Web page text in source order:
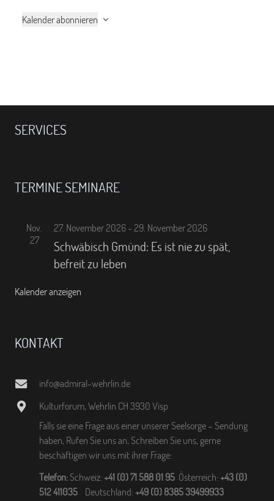
Kalender abonnieren
SERVICES
TERMINE SEMINARE
Nov.
27
27. November 2026 - 29. November 2026
Schwäbisch Gmünd: Es ist nie zu spät,
befreit zu leben
Kalender anzeigen
KONTAKT
info@admiral-wehrlin.de
Kulturforum, Wehrlin CH 3930 Visp
Falls sie eine Frage aus einer unserer Seelsorge – Sendung
haben, Rufen Sie uns an, Schreiben Sie uns, gerne
beschäftigen wir uns mit ihrer Frage:
Telefon:Schweiz: +41 (0) 71 588 01 95 Österreich: +43 (0)
512 411035 Deutschland: +49 (0) 8385 39499933